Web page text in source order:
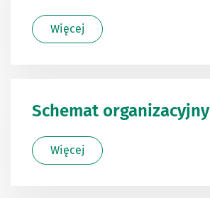
Więcej
Schemat organizacyjny
Więcej